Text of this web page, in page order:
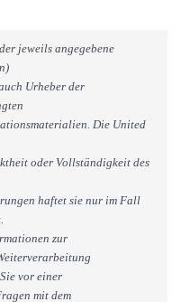
jeweils angegebene
Urheber der
Die United
oder Vollständigkeit des
haftet sie nur im Fall
zur
vor einer
mit dem